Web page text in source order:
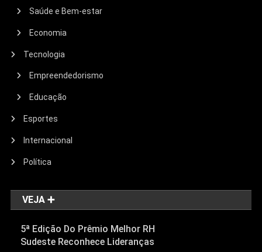
Saúde e Bem-estar
Economia
Tecnologia
Empreendedorismo
Educação
Esportes
Internacional
Política
VEJA ➕
5ª Edição Do Prêmio Melhor RH
Sudeste Reconhece Lideranças